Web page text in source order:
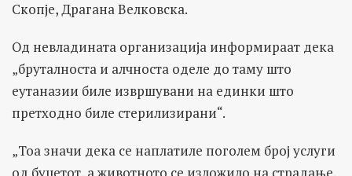
Скопје, Драгана Велковска.
Од невладината организација информираат дека
„бруталноста и алчноста оделе до таму што
еутаназии биле извршувани на единки што
претходно биле стерилизирани“.
„Тоа значи дека се наплатиле поголем број услуги